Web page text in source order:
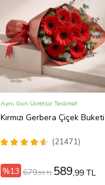
Kırmızı Gerbera Çiçek Buketi
(21471)
Aynı Gün Ücretsiz Teslimat
%13 679,99 TL 589,99 TL